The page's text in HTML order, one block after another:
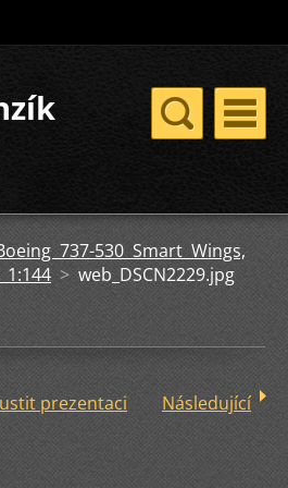
737-530 Smart Wings,
>web_DSCN2229.jpg
prezentaci Následující